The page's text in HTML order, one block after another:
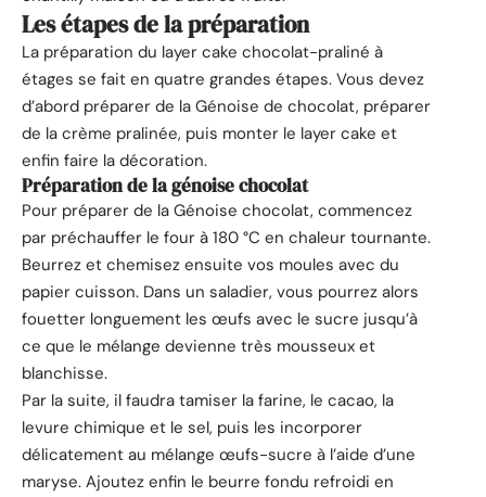
Les étapes de la préparation
La préparation du layer cake chocolat-praliné à
étages se fait en quatre grandes étapes. Vous devez
d’abord préparer de la Génoise de chocolat, préparer
de la crème pralinée, puis monter le layer cake et
enfin faire la décoration.
Préparation de la génoise chocolat
Pour préparer de la Génoise chocolat, commencez
par préchauffer le four à 180 °C en chaleur tournante.
Beurrez et chemisez ensuite vos moules avec du
papier cuisson. Dans un saladier, vous pourrez alors
fouetter longuement les œufs avec le sucre jusqu’à
ce que le mélange devienne très mousseux et
blanchisse.
Par la suite, il faudra tamiser la farine, le cacao, la
levure chimique et le sel, puis les incorporer
délicatement au mélange œufs-sucre à l’aide d’une
maryse. Ajoutez enfin le beurre fondu refroidi en